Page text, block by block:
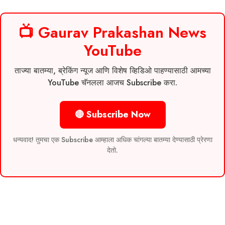
📺 Gaurav Prakashan News
YouTube
ताज्या बातम्या, ब्रेकिंग न्यूज आणि विशेष व्हिडिओ पाहण्यासाठी आमच्या
YouTube चॅनलला आजच Subscribe करा.
🔴 Subscribe Now
धन्यवाद! तुमचा एक Subscribe आम्हाला अधिक चांगल्या बातम्या देण्यासाठी प्रेरणा
देतो.